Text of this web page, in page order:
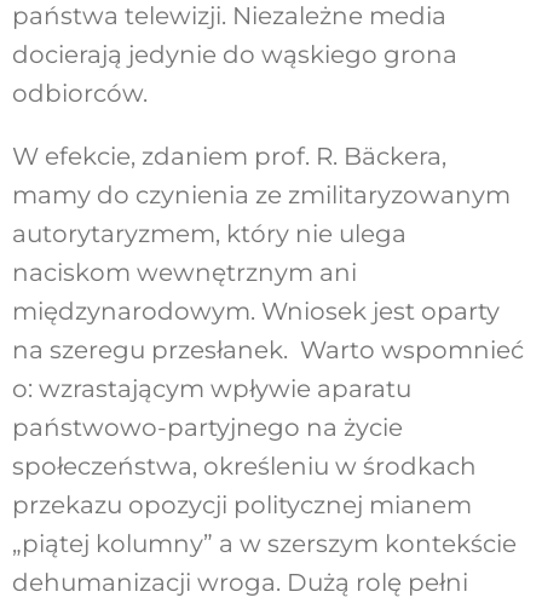
państwa telewizji. Niezależne media
docierają jedynie do wąskiego grona
odbiorców.
W efekcie, zdaniem prof. R. Bäckera,
mamy do czynienia ze zmilitaryzowanym
autorytaryzmem, który nie ulega
naciskom wewnętrznym ani
międzynarodowym. Wniosek jest oparty
na szeregu przesłanek. Warto wspomnieć
o: wzrastającym wpływie aparatu
państwowo-partyjnego na życie
społeczeństwa, określeniu w środkach
przekazu opozycji politycznej mianem
„piątej kolumny” a w szerszym kontekście
dehumanizacji wroga. Dużą rolę pełni